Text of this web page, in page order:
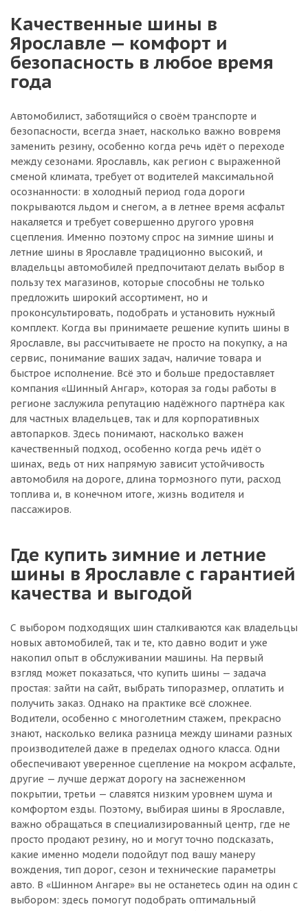
Качественные шины в
Ярославле — комфорт и
безопасность в любое время
года
Автомобилист, заботящийся о своём транспорте и
безопасности, всегда знает, насколько важно вовремя
заменить резину, особенно когда речь идёт о переходе
между сезонами. Ярославль, как регион с выраженной
сменой климата, требует от водителей максимальной
осознанности: в холодный период года дороги
покрываются льдом и снегом, а в летнее время асфальт
накаляется и требует совершенно другого уровня
сцепления. Именно поэтому спрос на зимние шины и
летние шины в Ярославле традиционно высокий, и
владельцы автомобилей предпочитают делать выбор в
пользу тех магазинов, которые способны не только
предложить широкий ассортимент, но и
проконсультировать, подобрать и установить нужный
комплект. Когда вы принимаете решение купить шины в
Ярославле, вы рассчитываете не просто на покупку, а на
сервис, понимание ваших задач, наличие товара и
быстрое исполнение. Всё это и больше предоставляет
компания «Шинный Ангар», которая за годы работы в
регионе заслужила репутацию надёжного партнёра как
для частных владельцев, так и для корпоративных
автопарков. Здесь понимают, насколько важен
качественный подход, особенно когда речь идёт о
шинах, ведь от них напрямую зависит устойчивость
автомобиля на дороге, длина тормозного пути, расход
топлива и, в конечном итоге, жизнь водителя и
пассажиров.
Где купить зимние и летние
шины в Ярославле с гарантией
качества и выгодой
С выбором подходящих шин сталкиваются как владельцы
новых автомобилей, так и те, кто давно водит и уже
накопил опыт в обслуживании машины. На первый
взгляд может показаться, что купить шины — задача
простая: зайти на сайт, выбрать типоразмер, оплатить и
получить заказ. Однако на практике всё сложнее.
Водители, особенно с многолетним стажем, прекрасно
знают, насколько велика разница между шинами разных
производителей даже в пределах одного класса. Одни
обеспечивают уверенное сцепление на мокром асфальте,
другие — лучше держат дорогу на заснеженном
покрытии, третьи — славятся низким уровнем шума и
комфортом езды. Поэтому, выбирая шины в Ярославле,
важно обращаться в специализированный центр, где не
просто продают резину, но и могут точно подсказать,
какие именно модели подойдут под вашу манеру
вождения, тип дорог, сезон и технические параметры
авто. В «Шинном Ангаре» вы не останетесь один на один с
выбором: здесь помогут подобрать оптимальный